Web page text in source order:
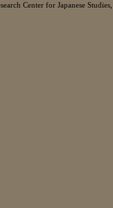
Center for Japanese